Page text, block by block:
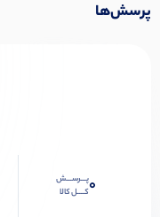
پرسش‌ها
0پـــرســـش
کــــل کالا